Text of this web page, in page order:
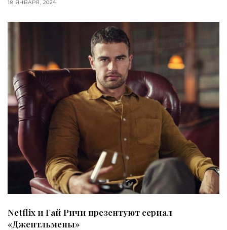
18 ЯНВАРЯ, 2024
Netflix и Гай Ричи презентуют сериал
«Джентльмены»